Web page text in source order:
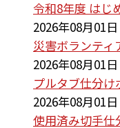
令和8年度 はじ
2026年08月01日
災害ボランティ
2026年08月01日
プルタブ仕分け
2026年08月01日
使用済み切手仕